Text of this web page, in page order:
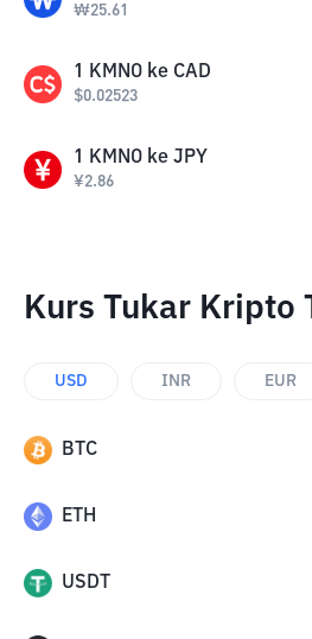
₩25.61
1 KMNO ke CAD
$0.02523
1 KMNO ke JPY
¥2.86
Kurs Tukar Kripto
USD INR EUR
BTC
ETH
USDT